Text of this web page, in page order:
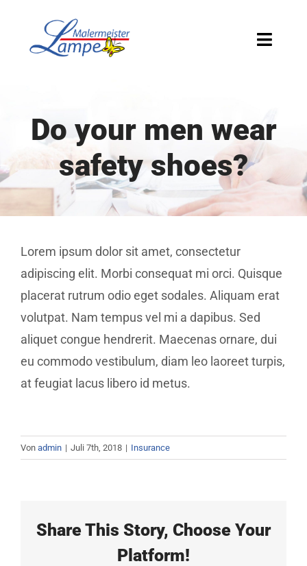
springen
Toggle
ÜBER UNS
LEISTUNGEN
KONTAKT
Do your men wear
safety shoes?
Lorem ipsum dolor sit amet, consectetur
adipiscing elit. Morbi consequat mi orci. Quisque
placerat rutrum odio eget sodales. Aliquam erat
volutpat. Nam tempus vel mi a dapibus. Sed
aliquet congue hendrerit. Maecenas ornare, dui
eu commodo vestibulum, diam leo laoreet turpis,
at feugiat lacus libero id metus.
Von admin | Juli 7th, 2018 | Insurance
Share This Story, Choose Your
Platform!